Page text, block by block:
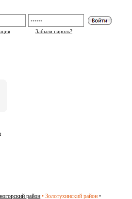
Забыли пароль?
район • Золотухинский район •